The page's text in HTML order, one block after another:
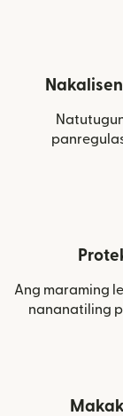
Ang maraming
nananatiling